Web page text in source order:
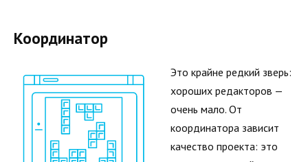
Координатор
Это крайне редкий зверь:
хороших редакторов —
очень мало. От
координатора зависит
качество проекта: это